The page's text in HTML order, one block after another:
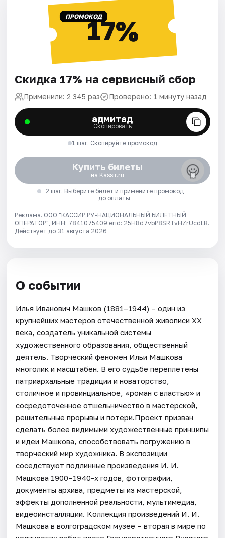
ПРОМОКОД17%
Скидка 17% на сервисный сбор
Применили: 2 345 раз Проверено: 1 минуту назад
адмитад
Скопировать
1 шаг. Скопируйте промокод
Купить билеты
на Kassir.ru
2 шаг. Выберите билет и примените промокод
до оплаты
Реклама. ООО "КАССИР.РУ-НАЦИОНАЛЬНЫЙ БИЛЕТНЫЙ
ОПЕРАТОР", ИНН: 7841075409 erid: 25H8d7vbP8SRTvHZrUcdLB.
Действует до 31 августа 2026
О событии
Илья Иванович Машков (1881–1944) – один из
крупнейших мастеров отечественной живописи ХХ
века, создатель уникальной системы
художественного образования, общественный
деятель. Творческий феномен Ильи Машкова
многолик и масштабен. В его судьбе переплетены
патриархальные традиции и новаторство,
столичное и провинциальное, «роман с властью» и
сосредоточенное отшельничество в мастерской,
решительные прорывы и потери.Проект призван
сделать более видимыми художественные принципы
и идеи Машкова, способствовать погружению в
творческий мир художника. В экспозиции
соседствуют подлинные произведения И. И.
Машкова 1900–1940-х годов, фотографии,
документы архива, предметы из мастерской,
эффекты дополненной реальности, мультимедиа,
видеоинсталляции. Коллекция произведений И. И.
Машкова в волгоградском музее – вторая в мире по